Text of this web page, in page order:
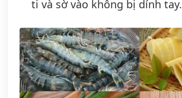
ti và sờ vào không bị dính tay.